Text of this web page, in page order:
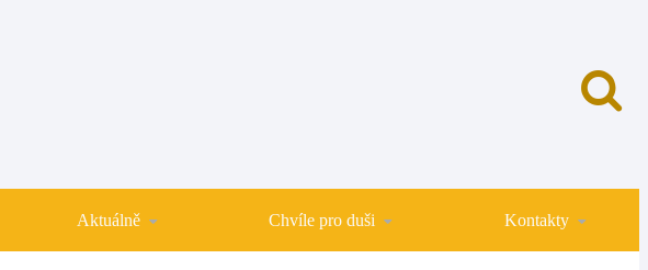
Aktuálně Chvíle pro duši Kontakty